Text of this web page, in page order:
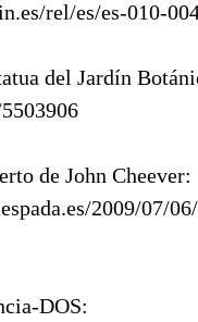
rel/es/es-010-
del Jardín
de John Cheever:
2009/07/
DOS: